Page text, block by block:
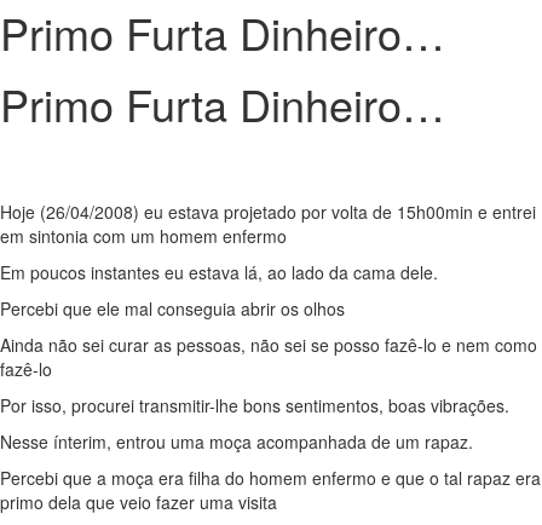
Primo Furta Dinheiro…
Primo Furta Dinheiro…
Hoje (26/04/2008) eu estava projetado por volta de 15h00min e entrei
em sintonia com um homem enfermo
Em poucos instantes eu estava lá, ao lado da cama dele.
Percebi que ele mal conseguia abrir os olhos
Ainda não sei curar as pessoas, não sei se posso fazê-lo e nem como
fazê-lo
Por isso, procurei transmitir-lhe bons sentimentos, boas vibrações.
Nesse ínterim, entrou uma moça acompanhada de um rapaz.
Percebi que a moça era filha do homem enfermo e que o tal rapaz era
primo dela que veio fazer uma visita